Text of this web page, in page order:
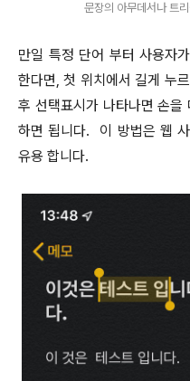
문장의 아무데서나 트
만일 특정 단어 부터 사용자
한다면, 첫 위치에서 길게 누
후 선택표시가 나타나면 손
하면 됩니다. 이 방법은 웹
유용 합니다.